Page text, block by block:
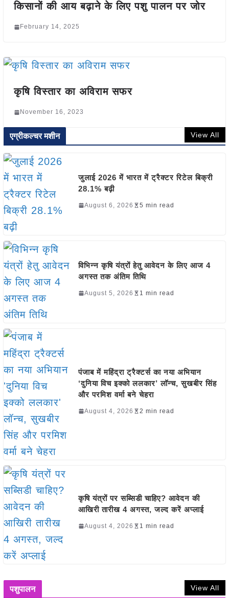
किसानों की आय बढ़ाने के लिए पशु पालन पर जोर
February 14, 2025
कृषि विस्तार का अविराम सफर
November 16, 2023
एग्रीकल्चर मशीन View All
जुलाई 2026 में भारत में ट्रैक्टर रिटेल बिक्री
28.1% बढ़ी
August 6, 2026 5 min read
विभिन्न कृषि यंत्रों हेतु आवेदन के लिए आज 4
अगस्त तक अंतिम तिथि
August 5, 2026 1 min read
पंजाब में महिंद्रा ट्रैक्टर्स का नया अभियान
‘दुनिया विच इक्को ललकार’ लॉन्च, सुखबीर सिंह
और परमिश वर्मा बने चेहरा
August 4, 2026 2 min read
कृषि यंत्रों पर सब्सिडी चाहिए? आवेदन की
आखिरी तारीख 4 अगस्त, जल्द करें अप्लाई
August 4, 2026 1 min read
पशुपालन View All